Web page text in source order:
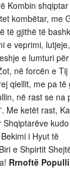
Kombin
kombëtar, me
të gjithë të
e veprimi,
e lumturi
në forcën e
qiellit, me pa të
në rast se na
Me ketët rast,
i Hyut të
e Shpirtit
Rrnoftë